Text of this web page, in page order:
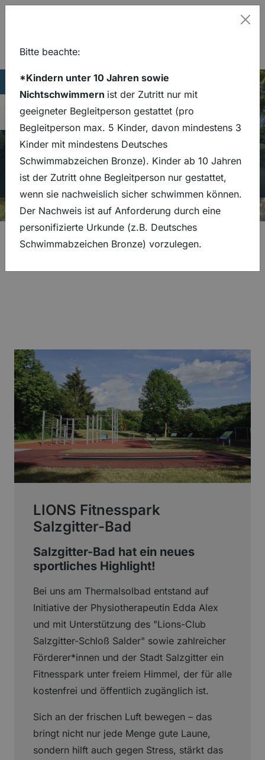
Zum Hauptinhalt springen
Zur Hauptnavigation springen
Navigation
05341 30980
Outdoortraining für alle
Generationen
LIONS Fitnesspark
Salzgitter-Bad
Salzgitter-Bad hat ein neues
sportliches Highlight!
Bei uns am Thermalsolbad entstand auf
Initiative der Physiotherapeutin Edda Alex
und mit Unterstützung des "Lions-Club
Salzgitter-Schloß Salder" sowie zahlreicher
Förderer*innen und der Stadt Salzgitter ein
Fitnesspark unter freiem Himmel, der für alle
kostenfrei und öffentlich zugänglich ist.
Sich an der frischen Luft bewegen – das
bringt nicht nur jede Menge gute Laune,
sondern hilft auch gegen Stress, stärkt das
Bitte beachte:
*Kindern unter 10 Jahren sowie
Nichtschwimmern ist der Zutritt nur mit
geeigneter Begleitperson gestattet (pro
Begleitperson max. 5 Kinder, davon mindestens 3
Kinder mit mindestens Deutsches
Schwimmabzeichen Bronze). Kinder ab 10 Jahren
ist der Zutritt ohne Begleitperson nur gestattet,
wenn sie nachweislich sicher schwimmen können.
Der Nachweis ist auf Anforderung durch eine
personifizierte Urkunde (z.B. Deutsches
Schwimmabzeichen Bronze) vorzulegen.